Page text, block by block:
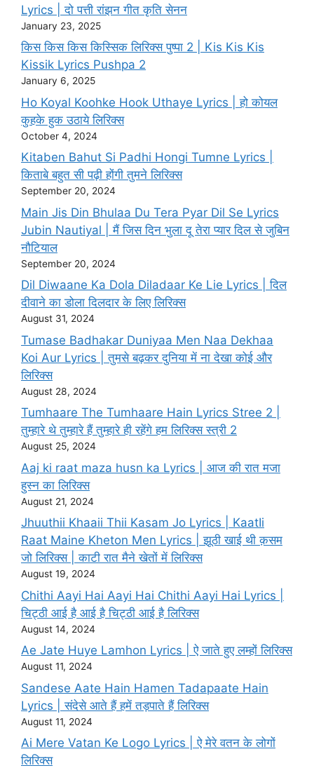
Lyrics | दो पत्ती रांझन गीत कृति सेनन
January 23, 2025
किस किस किस किस्सिक लिरिक्स पुष्पा 2 | Kis Kis Kis
Kissik Lyrics Pushpa 2
January 6, 2025
Ho Koyal Koohke Hook Uthaye Lyrics | हो कोयल
कुहके हुक उठाये लिरिक्स
October 4, 2024
Kitaben Bahut Si Padhi Hongi Tumne Lyrics |
किताबे बहुत सी पढ़ी होंगी तुमने लिरिक्स
September 20, 2024
Main Jis Din Bhulaa Du Tera Pyar Dil Se Lyrics
Jubin Nautiyal | मैं जिस दिन भुला दू तेरा प्यार दिल से जुबिन
नौटियाल
September 20, 2024
Dil Diwaane Ka Dola Diladaar Ke Lie Lyrics | दिल
दीवाने का डोला दिलदार के लिए लिरिक्स
August 31, 2024
Tumase Badhakar Duniyaa Men Naa Dekhaa
Koi Aur Lyrics | तुमसे बढ़कर दुनिया में ना देखा कोई और
लिरिक्स
August 28, 2024
Tumhaare The Tumhaare Hain Lyrics Stree 2 |
तुम्हारे थे तुम्हारे हैं तुम्हारे ही रहेंगे हम लिरिक्स स्त्री 2
August 25, 2024
Aaj ki raat maza husn ka Lyrics | आज की रात मजा
हुस्न का लिरिक्स
August 21, 2024
Jhuuthii Khaaii Thii Kasam Jo Lyrics | KaatIi
Raat Maine Kheton Men Lyrics | झूठी खाई थी क़सम
जो लिरिक्स | काटी रात मैने खेतों में लिरिक्स
August 19, 2024
Chithi Aayi Hai Aayi Hai Chithi Aayi Hai Lyrics |
चिट्ठी आई है आई है चिट्ठी आई है लिरिक्स
August 14, 2024
Ae Jate Huye Lamhon Lyrics | ऐ जाते हुए लम्हों लिरिक्स
August 11, 2024
Sandese Aate Hain Hamen Tadapaate Hain
Lyrics | संदेसे आते हैं हमें तड़पाते हैं लिरिक्स
August 11, 2024
Ai Mere Vatan Ke Logo Lyrics | ऐ मेरे वतन के लोगों
लिरिक्स